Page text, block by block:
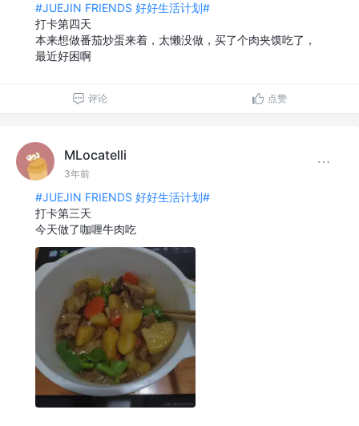
#JUEJIN FRIENDS 好好生活计划#
打卡第四天
本来想做番茄炒蛋来着，太懒没做，买了个肉夹馍吃了，
最近好困啊
评论 点赞
MLocatelli
3年前
#JUEJIN FRIENDS 好好生活计划#
打卡第三天
今天做了咖喱牛肉吃